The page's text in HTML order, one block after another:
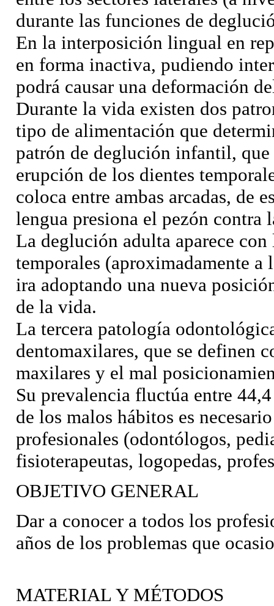
durante las funciones de
En la interposición lingual en
en forma inactiva, pudiendo
podrá causar una deformación
Durante la vida existen dos
tipo de alimentación que
patrón de deglución infantil, que
erupción de los dientes
coloca entre ambas arcadas, de
lengua presiona el pezón contra
La deglución adulta aparece
temporales (aproximadamente a
ira adoptando una nueva
de la vida.
La tercera patología
dentomaxilares, que se definen
maxilares y el mal
Su prevalencia fluctúa entre
de los malos hábitos es
profesionales (odontólogos,
fisioterapeutas, logopedas,
OBJETIVO GENERAL
Dar a conocer a todos los
años de los problemas que
MATERIAL Y MÉTODOS